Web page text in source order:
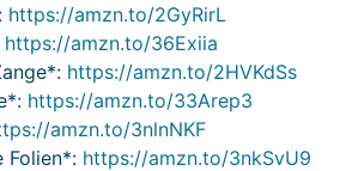
https://amzn.to/2GyRirL
https://amzn.to/36Exiia
https://amzn.to/2HVKdSs
https://amzn.to/33Arep3
amzn.to/3nlnNKF
Folien*: https://amzn.to/3nkSvU9